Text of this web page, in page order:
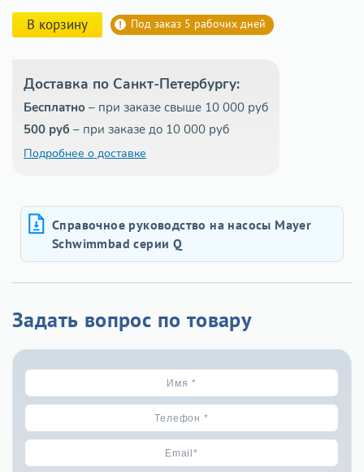
В корзину Под заказ 5 рабочих дней
Доставка по Санкт-Петербургу:
Бесплатно – при заказе свыше 10 000 руб
500 руб – при заказе до 10 000 руб
Подробнее о доставке
Справочное руководство на насосы Mayer
Schwimmbad серии Q
Задать вопрос по товару